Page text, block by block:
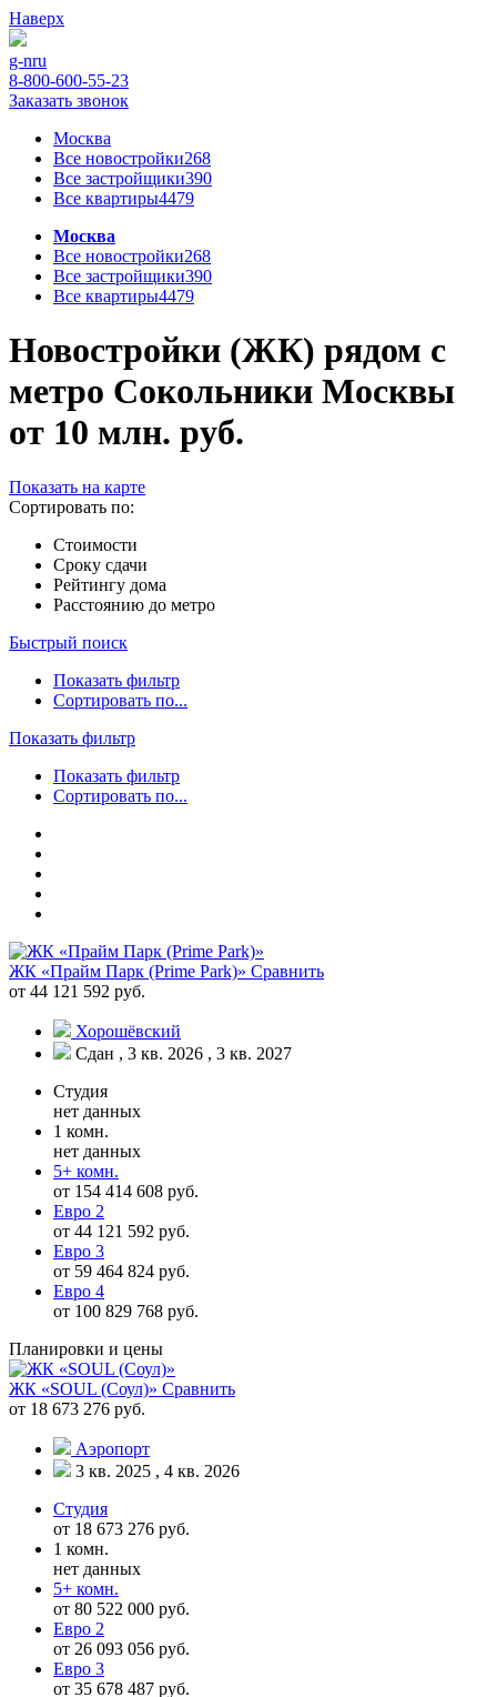
Наверх
g-nru
8-800-600-55-23
Заказать звонок
Москва
Все новостройки268
Все застройщики390
Все квартиры4479
Москва
Все новостройки268
Все застройщики390
Все квартиры4479
Новостройки (ЖК) рядом с
метро Сокольники Москвы
от 10 млн. руб.
Показать на карте
Сортировать по:
Стоимости
Сроку сдачи
Рейтингу дома
Расстоянию до метро
Быстрый поиск
Показать фильтр
Сортировать по...
Показать фильтр
Показать фильтр
Сортировать по...
ЖК «Прайм Парк (Prime Park)» Сравнить
от 44 121 592 руб.
Хорошёвский
Сдан , 3 кв. 2026 , 3 кв. 2027
Студия
нет данных
1 комн.
нет данных
5+ комн.
от 154 414 608 руб.
Евро 2
от 44 121 592 руб.
Евро 3
от 59 464 824 руб.
Евро 4
от 100 829 768 руб.
Планировки и цены
ЖК «SOUL (Соул)» Сравнить
от 18 673 276 руб.
Аэропорт
3 кв. 2025 , 4 кв. 2026
Студия
от 18 673 276 руб.
1 комн.
нет данных
5+ комн.
от 80 522 000 руб.
Евро 2
от 26 093 056 руб.
Евро 3
от 35 678 487 руб.